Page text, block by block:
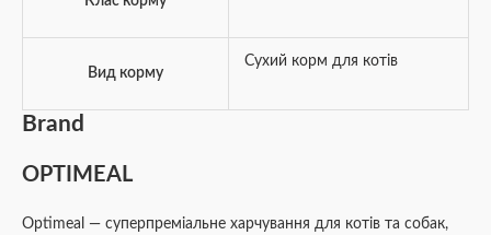
Вид корму
Сухий корм для котів
Brand
OPTIMEAL
Optimeal — суперпреміальне харчування для котів та собак,